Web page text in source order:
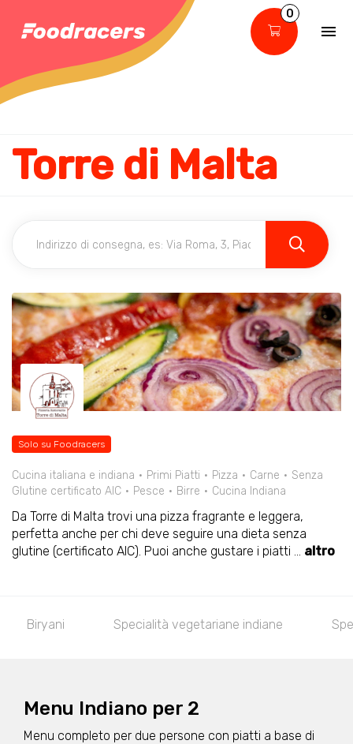
0
Torre di Malta
Solo su Foodracers
Cucina italiana e indiana Primi Piatti Pizza Carne
Senza
Glutine certificato AIC
Pesce Birre Cucina Indiana
Da Torre di Malta trovi una pizza fragrante e leggera,
perfetta anche per chi deve seguire una dieta senza
glutine (certificato AIC). Puoi anche gustare i piatti ... altro
Biryani Specialità vegetariane indiane
Menu Indiano per 2
Menu completo per due persone con piatti a base di